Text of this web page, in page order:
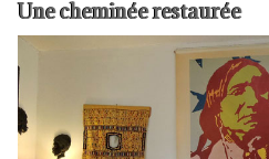
Une cheminée restaurée